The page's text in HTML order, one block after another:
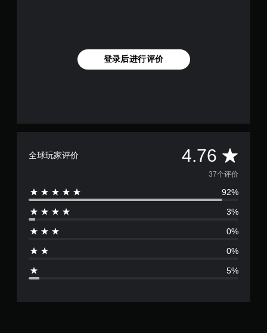
登录后进行评价
全球玩家评价 4.76 平
均
评
价
6
37个评价
92%
3%
0%
0%
5%